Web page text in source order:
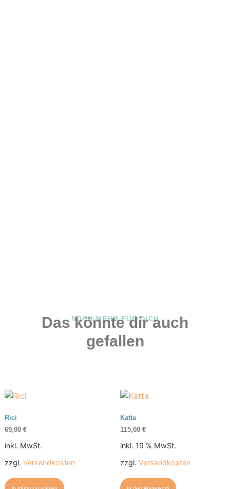
NOCH MEHR FÜR DICH
Das könnte dir auch
gefallen
Rici
69,00 €
inkl. MwSt.
zzgl. Versandkosten
Katta
115,00 €
inkl. 19 % MwSt.
zzgl. Versandkosten